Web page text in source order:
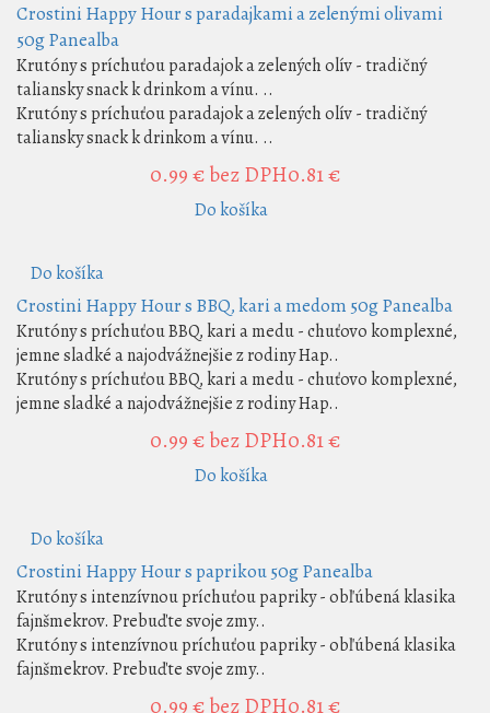
Crostini Happy Hour s paradajkami a zelenými olivami
50g Panealba
Krutóny s príchuťou paradajok a zelených olív - tradičný
taliansky snack k drinkom a vínu. ..
Krutóny s príchuťou paradajok a zelených olív - tradičný
taliansky snack k drinkom a vínu. ..
0.99 €bez DPH0.81 €
Do košíka
Do košíka
Crostini Happy Hour s BBQ, kari a medom 50g Panealba
Krutóny s príchuťou BBQ, kari a medu - chuťovo komplexné,
jemne sladké a najodvážnejšie z rodiny Hap..
Krutóny s príchuťou BBQ, kari a medu - chuťovo komplexné,
jemne sladké a najodvážnejšie z rodiny Hap..
0.99 €bez DPH0.81 €
Do košíka
Do košíka
Crostini Happy Hour s paprikou 50g Panealba
Krutóny s intenzívnou príchuťou papriky - obľúbená klasika
fajnšmekrov. Prebuďte svoje zmy..
Krutóny s intenzívnou príchuťou papriky - obľúbená klasika
fajnšmekrov. Prebuďte svoje zmy..
0.99 €bez DPH0.81 €